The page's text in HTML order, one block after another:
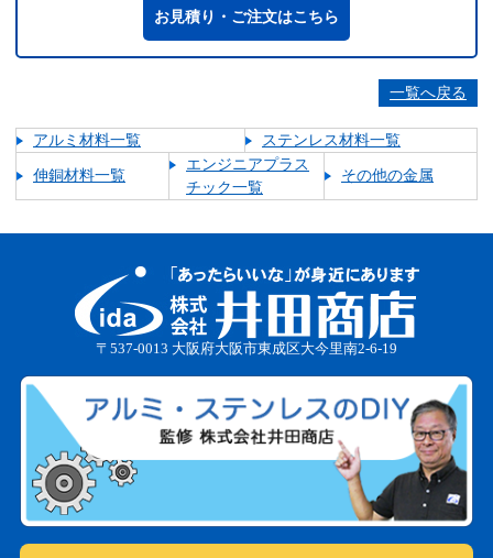
お見積り・ご注文はこちら
一覧へ戻る
アルミ材料一覧 ステンレス材料一覧
伸銅材料一覧
エンジニアプラス
チック一覧
その他の金属
〒537-0013 大阪府大阪市東成区大今里南2-6-19